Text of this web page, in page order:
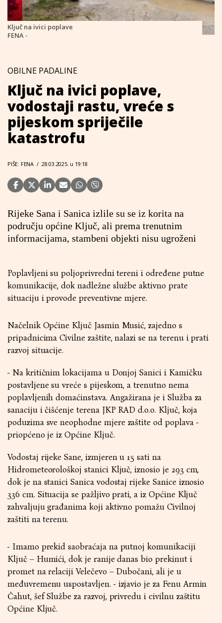
Ključ na ivici poplave
FENA -
OBILNE PADALINE
Ključ na ivici poplave,
vodostaji rastu, vreće s
pijeskom spriječile
katastrofu
PIŠE: FENA / 28.03.2025. u 19:18
Rijeke Sana i Sanica izlile su se iz korita na
području općine Ključ, ali prema trenutnim
informacijama, stambeni objekti nisu ugroženi
Poplavljeni su poljoprivredni tereni i određene putne
komunikacije, dok nadležne službe aktivno prate
situaciju i provode preventivne mjere.
Načelnik Općine Ključ Jasmin Musić, zajedno s
pripadnicima Civilne zaštite, nalazi se na terenu i prati
razvoj situacije.
- Na kritičnim lokacijama u Donjoj Sanici i Kamičku
postavljene su vreće s pijeskom, a trenutno nema
poplavljenih domaćinstava. Angažirana je i Služba za
sanaciju i čišćenje terena JKP RAD d.o.o. Ključ, koja
poduzima sve neophodne mjere zaštite od poplava -
priopćeno je iz Općine Ključ.
Vodostaj rijeke Sane, izmjeren u 15 sati na
Hidrometeorološkoj stanici Ključ, iznosio je 293 cm,
dok je na stanici Sanica vodostaj rijeke Sanice iznosio
336 cm. Situacija se pažljivo prati, a iz Općine Ključ
zahvaljuju građanima koji aktivno pomažu Civilnoj
zaštiti na terenu.
- Imamo prekid saobraćaja na putnoj komunikaciji
Ključ – Humići, dok je ranije danas bio prekinut i
promet na relaciji Velečevo – Dubočani, ali je u
međuvremenu uspostavljen. - izjavio je za Fenu Armin
Čahut, šef Službe za razvoj, privredu i civilnu zaštitu
Općine Ključ.